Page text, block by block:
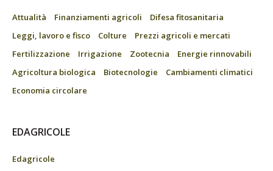
Attualità Finanziamenti agricoli
Difesa fitosanitaria
Leggi, lavoro e fisco
Colture
Prezzi agricoli e mercati
Fertilizzazione
Irrigazione Zootecnia
Energie rinnovabili
Agricoltura biologica
Biotecnologie
Cambiamenti climatici
Economia circolare
EDAGRICOLE
Edagricole